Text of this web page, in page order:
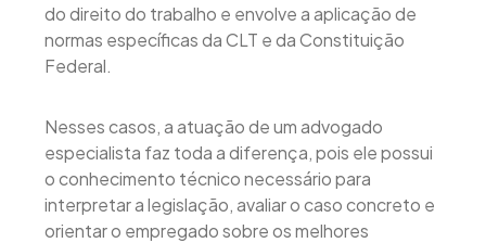
do direito do trabalho e envolve a aplicação de
normas específicas da CLT e da Constituição
Federal.
Nesses casos, a atuação de um advogado
especialista faz toda a diferença, pois ele possui
o conhecimento técnico necessário para
interpretar a legislação, avaliar o caso concreto e
orientar o empregado sobre os melhores